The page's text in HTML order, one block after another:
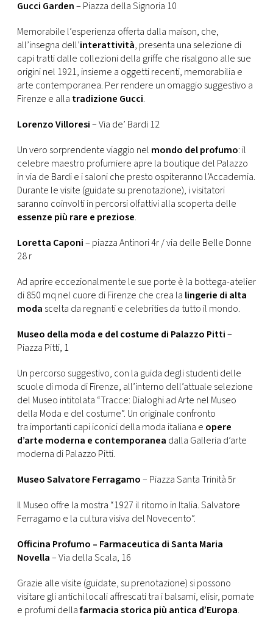
Gucci Garden– Piazza della Signoria 10
Memorabile l’esperienza offerta dalla maison, che,
all’insegna dell’interattività, presenta una selezione di
capi tratti dalle collezioni della griffe che risalgono alle sue
origini nel 1921, insieme a oggetti recenti, memorabilia e
arte contemporanea. Per rendere un omaggio suggestivo a
Firenze e alla tradizione Gucci.
Lorenzo Villoresi– Via de’ Bardi 12
Un vero sorprendente viaggio nel mondo del profumo: il
celebre maestro profumiere apre la boutique del Palazzo
in via de Bardi e i saloni che presto ospiteranno l’Accademia.
Durante le visite (guidate su prenotazione), i visitatori
saranno coinvolti in percorsi olfattivi alla scoperta delle
essenze più rare e preziose.
Loretta Caponi– piazza Antinori 4r / via delle Belle Donne
28 r
Ad aprire eccezionalmente le sue porte è la bottega-atelier
di 850 mq nel cuore di Firenze che crea la lingerie di alta
moda scelta da regnanti e celebrities da tutto il mondo.
Museo della moda e del costume di Palazzo Pitti–
Piazza Pitti, 1
Un percorso suggestivo, con la guida degli studenti delle
scuole di moda di Firenze, all’interno dell’attuale selezione
del Museo intitolata “Tracce: Dialoghi ad Arte nel Museo
della Moda e del costume”. Un originale confronto
tra importanti capi iconici della moda italiana e opere
d’arte moderna e contemporanea dalla Galleria d’arte
moderna di Palazzo Pitti.
Museo Salvatore Ferragamo– Piazza Santa Trinità 5r
Il Museo offre la mostra “1927 il ritorno in Italia. Salvatore
Ferragamo e la cultura visiva del Novecento”.
Officina Profumo – Farmaceutica di Santa Maria
Novella– Via della Scala, 16
Grazie alle visite (guidate, su prenotazione) si possono
visitare gli antichi locali affrescati tra i balsami, elisir, pomate
e profumi dellafarmacia storica più antica d’Europa.